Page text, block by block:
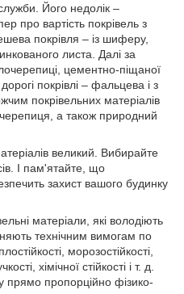
Його недолік –
про вартість покрівель з
покрівля – із шиферу,
листа. Далі за
цементно-піщаної
покрівлі – фальцева і з
покрівельних матеріалів
черепиця, а також природний
великий. Вибирайте
І пам'ятайте, що
захист вашого будинку
матеріали, які володіють
технічним вимогам по
морозостійкості,
хімічної стійкості і т. д.
прямо пропорційно фізико-